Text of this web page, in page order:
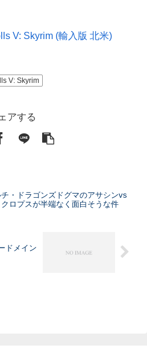
V: Skyrim (輸入版 北米)
V: Skyrim
アする
チ・ドラゴンズドグマのアサシンvs
ロプスが半端なく面白そうな件
ドメイン